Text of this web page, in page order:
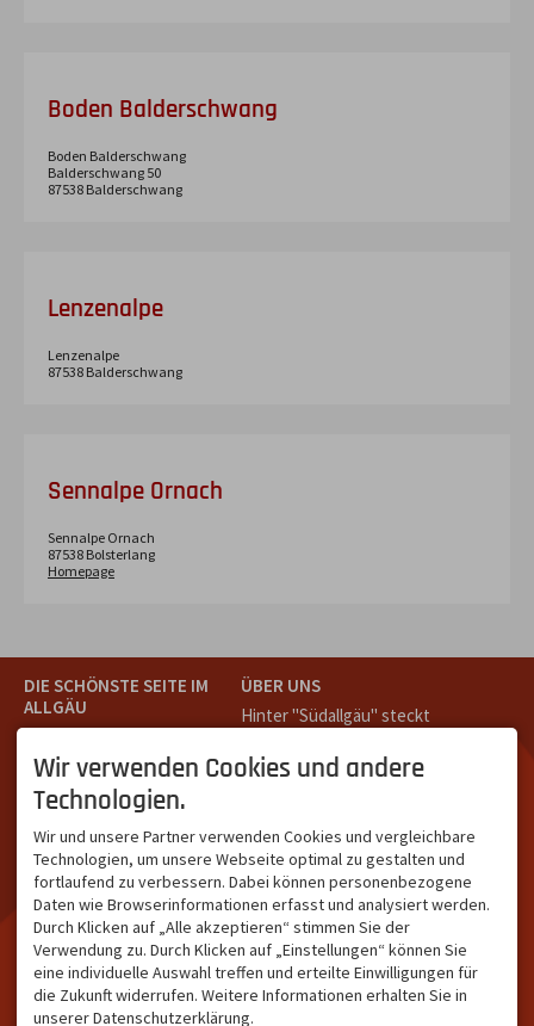
Boden Balderschwang
Boden Balderschwang
Balderschwang 50
87538 Balderschwang
Lenzenalpe
Lenzenalpe
87538 Balderschwang
Sennalpe Ornach
Sennalpe Ornach
87538 Bolsterlang
Homepage
DIE SCHÖNSTE SEITE IM
ALLGÄU
Teil des Oberallgäus. Es
verbindet die Tourismus-
Destinationen Oberstdorf,
Kleinwalsertal und beliebte
Urlaubsziele wie die
Hörnerdörfer, Alpsee-
Grünten, Oberstaufen oder
Wertach im Allgäu.
ÜBER UNS
Hinter "Südallgäu" steckt
Oberstdorf.
Unser Ziel ist ein attraktives
Leistungsträger im
südlichen Oberallgäu eine
starke Plattform bietet.
NETZWERK & REICHWEITE
ca. 36.700 Abos bei
Wir verwenden Cookies und andere
Technologien.
Wir und unsere Partner verwenden Cookies und vergleichbare
Technologien, um unsere Webseite optimal zu gestalten und
fortlaufend zu verbessern. Dabei können personenbezogene
Daten wie Browserinformationen erfasst und analysiert werden.
Durch Klicken auf „Alle akzeptieren“ stimmen Sie der
Verwendung zu. Durch Klicken auf „Einstellungen“ können Sie
eine individuelle Auswahl treffen und erteilte Einwilligungen für
die Zukunft widerrufen. Weitere Informationen erhalten Sie in
unserer Datenschutzerklärung.